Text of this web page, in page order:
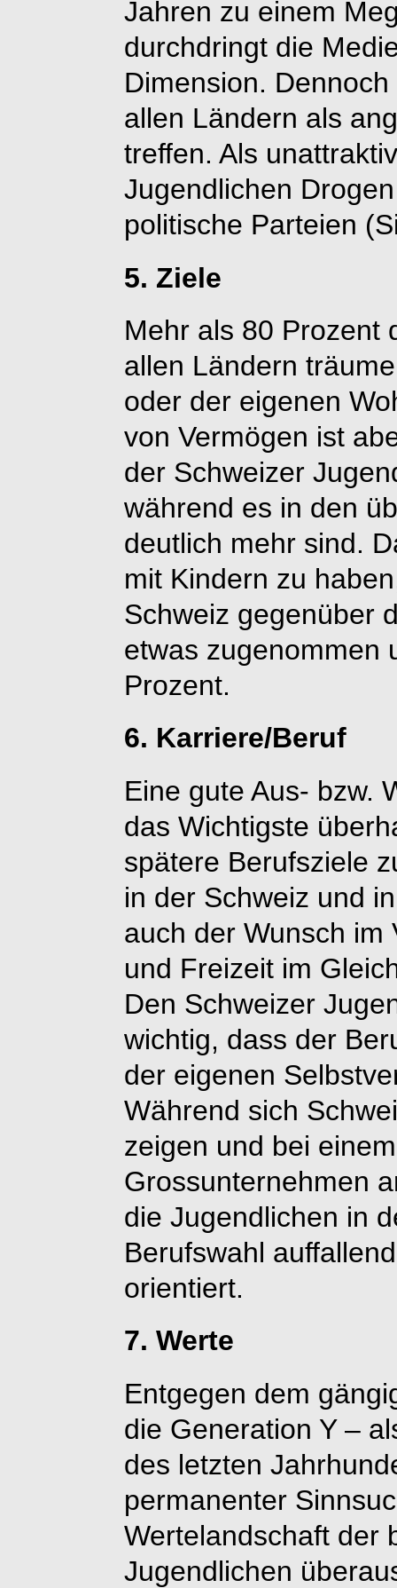
Jahren zu einem
durchdringt die
Dimension.
allen Ländern als
treffen. Als
Jugendlichen
politische Parteien
5. Ziele
Mehr als 80 Prozent
allen Ländern
oder der eigenen
von Vermögen ist
der Schweizer
während es in den
deutlich mehr sind.
mit Kindern zu
Schweiz gegenüber
etwas zugenommen
Prozent.
6. Karriere/Beruf
Eine gute Aus- bzw.
das Wichtigste
spätere Berufsziele
in der Schweiz und
auch der Wunsch im
und Freizeit im
Den Schweizer
wichtig, dass der
der eigenen
Während sich
zeigen und bei
Grossunternehmen
die Jugendlichen in
Berufswahl
orientiert.
7. Werte
Entgegen dem
die Generation Y –
des letzten
permanenter
Wertelandschaft der
Jugendlichen